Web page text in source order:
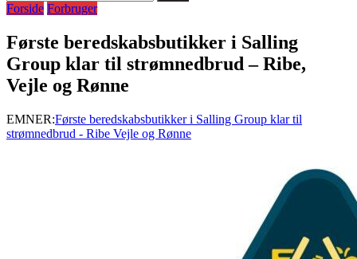
efter:
Forside Forbruger
Første beredskabsbutikker i Salling
Group klar til strømnedbrud – Ribe,
Vejle og Rønne
EMNER:Første beredskabsbutikker i Salling Group klar til
strømnedbrud - Ribe Vejle og Rønne